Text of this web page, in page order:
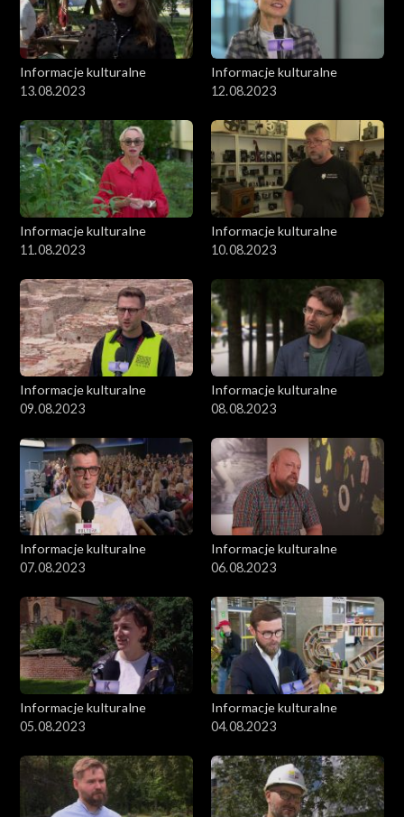
Informacje kulturalne
13.08.2023
Informacje kulturalne
12.08.2023
Informacje kulturalne
11.08.2023
Informacje kulturalne
10.08.2023
Informacje kulturalne
09.08.2023
Informacje kulturalne
08.08.2023
Informacje kulturalne
07.08.2023
Informacje kulturalne
06.08.2023
Informacje kulturalne
05.08.2023
Informacje kulturalne
04.08.2023